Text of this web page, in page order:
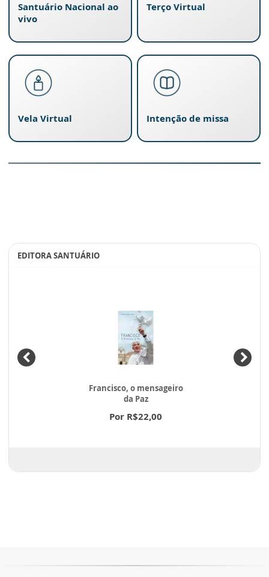
Santuário Nacional ao
vivo
Terço Virtual
Vela Virtual Intenção de missa
EDITORA SANTUÁRIO
Francisco, o mensageiro
da Paz
Por R$22,00